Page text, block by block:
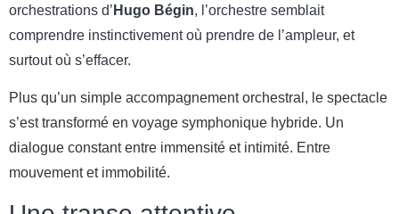
orchestrations d’ Hugo Bégin, l’orchestre semblait
comprendre instinctivement où prendre de l’ampleur, et
surtout où s’effacer.
Plus qu’un simple accompagnement orchestral, le spectacle
s’est transformé en voyage symphonique hybride. Un
dialogue constant entre immensité et intimité. Entre
mouvement et immobilité.